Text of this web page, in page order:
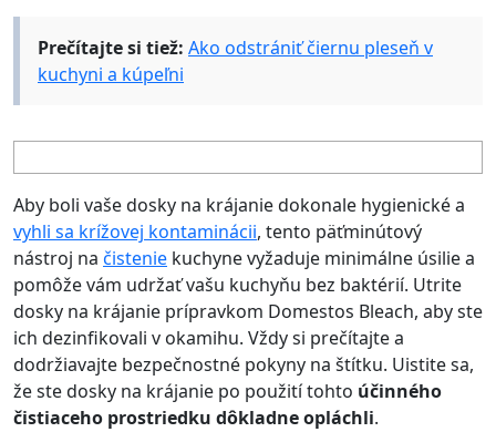
Prečítajte si tiež: Ako odstrániť čiernu pleseň v
kuchyni a kúpeľni
Aby boli vaše dosky na krájanie dokonale hygienické a
vyhli sa krížovej kontaminácii, tento päťminútový
nástroj na čistenie kuchyne vyžaduje minimálne úsilie a
pomôže vám udržať vašu kuchyňu bez baktérií. Utrite
dosky na krájanie prípravkom Domestos Bleach, aby ste
ich dezinfikovali v okamihu. Vždy si prečítajte a
dodržiavajte bezpečnostné pokyny na štítku. Uistite sa,
že ste dosky na krájanie po použití tohto účinného
čistiaceho prostriedku dôkladne opláchli.